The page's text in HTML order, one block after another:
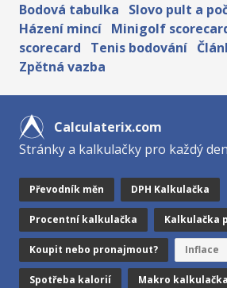
Bodová tabulka
Slovo pult a
Házení mincí Minigolf
scorecard
Tenis bodování
Zpětná vazba
Calculaterix.com
Stránky a kalkulačky pro každý den
Převodník měn DPH Kalkulačka
Procentní kalkulačka Kalkulačka
Koupit nebo pronajmout? Inflace
Spotřeba kalorií Makro kalkulačka